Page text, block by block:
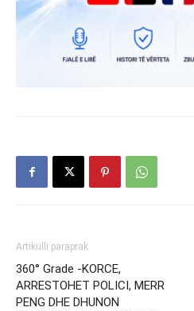
Artikulli paraprak
360° Grade -KORCE,
ARRESTOHET POLICI, MERR
PENG DHE DHUNON